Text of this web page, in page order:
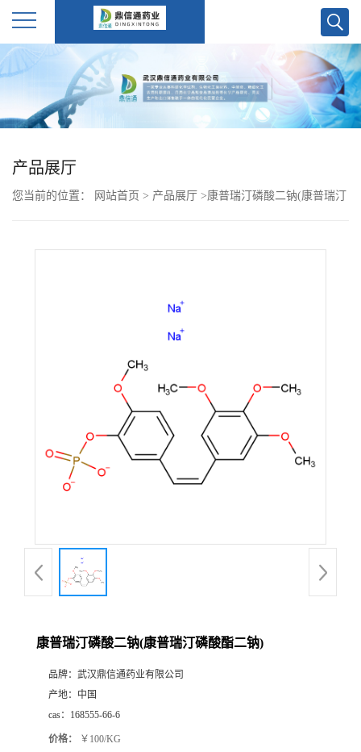
公
产
产品展厅
您当前的位置： 网站首页 > 产品展厅 >康普瑞汀磷酸二钠(康普瑞汀
康普瑞汀磷酸二钠(康普瑞汀磷酸酯二钠)
品牌： 武汉鼎信通药业有限公司
产地： 中国
cas： 168555-66-6
价格： ￥100/KG